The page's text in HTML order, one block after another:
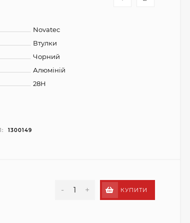
Novatec
Втулки
Чорний
Алюміній
28H
1300149
- + КУПИТИ